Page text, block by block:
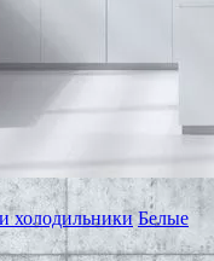
холодильники Белые